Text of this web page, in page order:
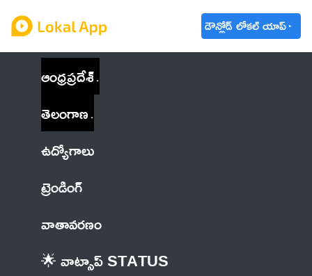
డౌన్లోడ్ లోకల్ యాప్
ఆంధ్రప్రదేశ్
తెలంగాణ
ఉద్యోగాలు
ట్రెండింగ్
వాతావరణం
🌟 వాట్సాప్ STATUS